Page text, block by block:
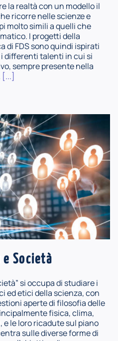
la realtà con un modello il
ricorre nelle scienze e
molto simili a quelli che
I progetti della
di FDS sono quindi ispirati
differenti talenti in cui si
sempre presente nella
[...]
e Società
si occupa di studiare i
ed etici della scienza, con
aperte di filosofia delle
fisica, clima,
le loro ricadute sul piano
sulle diverse forme di